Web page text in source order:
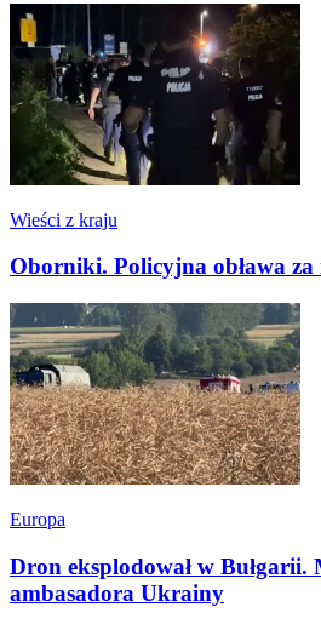
Wieści z kraju
Oborniki. Policyjna obława
Europa
Dron eksplodował w Bułgarii.
ambasadora Ukrainy